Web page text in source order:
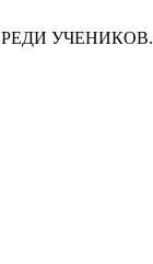
УЧЕНИКОВ.